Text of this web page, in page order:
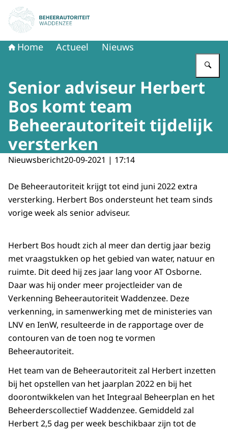
Naar de homepage van Beheerautoriteit Waddenzee
Home Actueel Nieuws
Senior adviseur Herbert
Bos komt team
Beheerautoriteit tijdelijk
versterken
Nieuwsbericht20-09-2021 | 17:14
De Beheerautoriteit krijgt tot eind juni 2022 extra
versterking. Herbert Bos ondersteunt het team sinds
vorige week als senior adviseur.
Herbert Bos houdt zich al meer dan dertig jaar bezig
met vraagstukken op het gebied van water, natuur en
ruimte. Dit deed hij zes jaar lang voor AT Osborne.
Daar was hij onder meer projectleider van de
Verkenning Beheerautoriteit Waddenzee. Deze
verkenning, in samenwerking met de ministeries van
LNV en IenW, resulteerde in de rapportage over de
contouren van de toen nog te vormen
Beheerautoriteit.
Het team van de Beheerautoriteit zal Herbert inzetten
bij het opstellen van het jaarplan 2022 en bij het
doorontwikkelen van het Integraal Beheerplan en het
Beheerderscollectief Waddenzee. Gemiddeld zal
Herbert 2,5 dag per week beschikbaar zijn tot de